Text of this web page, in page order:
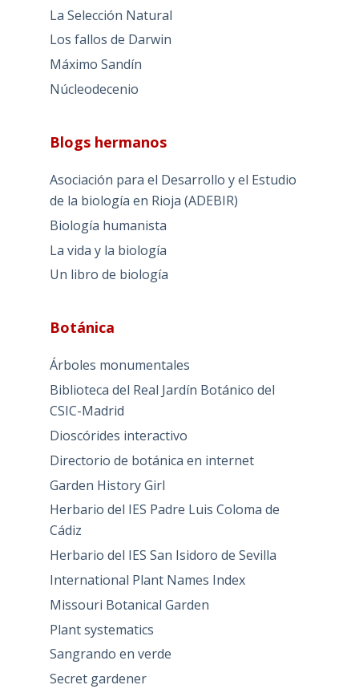
La Selección Natural
Los fallos de Darwin
Máximo Sandín
Núcleodecenio
Blogs hermanos
Asociación para el Desarrollo y el Estudio
de la biología en Rioja (ADEBIR)
Biología humanista
La vida y la biología
Un libro de biología
Botánica
Árboles monumentales
Biblioteca del Real Jardín Botánico del
CSIC-Madrid
Dioscórides interactivo
Directorio de botánica en internet
Garden History Girl
Herbario del IES Padre Luis Coloma de
Cádiz
Herbario del IES San Isidoro de Sevilla
International Plant Names Index
Missouri Botanical Garden
Plant systematics
Sangrando en verde
Secret gardener